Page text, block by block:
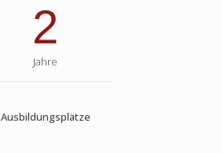
2
Jahre
Ausbildungsplätze